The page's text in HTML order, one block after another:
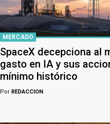
MERCADO
SpaceX decepciona al
gasto en IA y sus
mínimo histórico
Por REDACCION